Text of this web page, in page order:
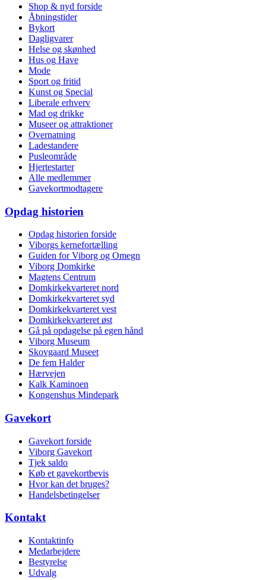
Shop & nyd forside
Åbningstider
Bykort
Dagligvarer
Helse og skønhed
Hus og Have
Mode
Sport og fritid
Kunst og Special
Liberale erhverv
Mad og drikke
Museer og attraktioner
Overnatning
Ladestandere
Pusleområde
Hjertestarter
Alle medlemmer
Gavekortmodtagere
Opdag historien
Opdag historien forside
Viborgs kernefortælling
Guiden for Viborg og Omegn
Viborg Domkirke
Magtens Centrum
Domkirkekvarteret nord
Domkirkekvarteret syd
Domkirkekvarteret vest
Domkirkekvarteret øst
Gå på opdagelse på egen hånd
Viborg Museum
Skovgaard Museet
De fem Halder
Hærvejen
Kalk Kaminoen
Kongenshus Mindepark
Gavekort
Gavekort forside
Viborg Gavekort
Tjek saldo
Køb et gavekortbevis
Hvor kan det bruges?
Handelsbetingelser
Kontakt
Kontaktinfo
Medarbejdere
Bestyrelse
Udvalg